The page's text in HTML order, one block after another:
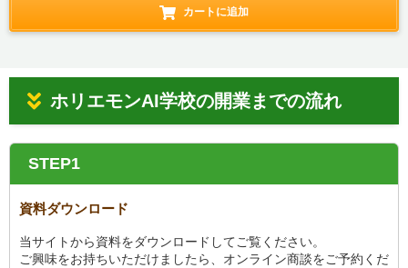
カートに追加
ホリエモンAI学校の開業までの流れ
STEP1
資料ダウンロード
当サイトから資料をダウンロードしてご覧ください。
ご興味をお持ちいただけましたら、オンライン商談をご予約くだ